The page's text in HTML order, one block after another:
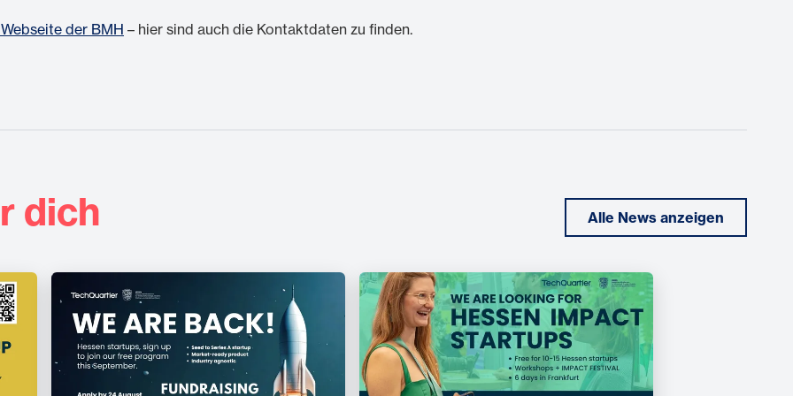
der BMH – hier sind auch die Kontaktdaten zu finden.
dich Alle News anzeigen